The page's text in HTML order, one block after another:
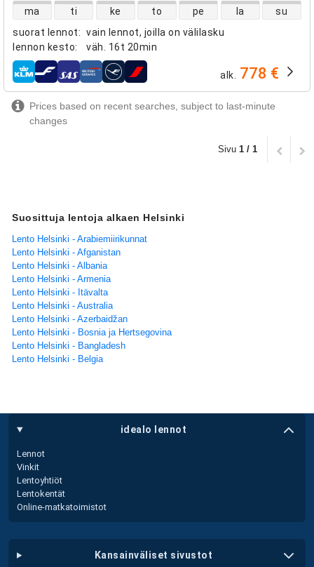
suorat lennot: vain lennot, joilla on välilasku
lennon kesto: väh. 16t 20min
suorien lentojen saatavuus
ma ti ke to pe la su
lentoyhtiöt alk. 778 €
Prices based on recent searches, subject to last-minute
changes
Sivu 1 / 1
Suosittuja lentoja alkaen Helsinki
Lento Helsinki - Arabiemiirikunnat
Lento Helsinki - Afganistan
Lento Helsinki - Albania
Lento Helsinki - Armenia
Lento Helsinki - Itävalta
Lento Helsinki - Australia
Lento Helsinki - Azerbaidžan
Lento Helsinki - Bosnia ja Hertsegovina
Lento Helsinki - Bangladesh
Lento Helsinki - Belgia
idealo lennot
Lennot
Vinkit
Lentoyhtiöt
Lentokentät
Online-matkatoimistot
kansainväliset sivustot